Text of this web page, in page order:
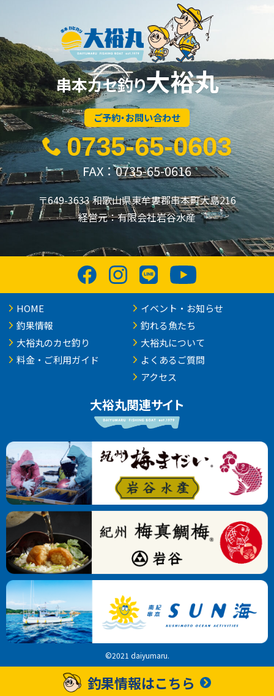
串本カセ釣り大裕丸
ご予約・お問い合わせ
0735-65-0603
FAX：0735-65-0616
〒649-3633 和歌山県東牟婁郡串本町大島216
経営元：有限会社岩谷水産
大裕丸関連サイト
HOME
釣果情報
大裕丸のカセ釣り
料金・ご利用ガイド
イベント・お知らせ
釣れる魚たち
大裕丸について
よくあるご質問
アクセス
©2021 daiyumaru.
釣果情報はこちら